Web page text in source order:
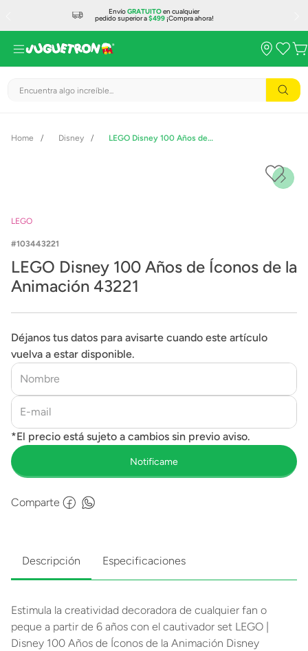
EnvíoGRATUITOen cualquier
pedido superior a$499¡Compra ahora!
Encuentra algo increíble...
Disney LEGO Disney 100 Años de Íconos de la Animación 43221
LEGO
103443221
LEGO Disney 100 Años de Íconos de la
Animación 43221
Déjanos tus datos para avisarte cuando este artículo
vuelva a estar disponible.
Comparte
Descripción Especificaciones
Estimula la creatividad decoradora de cualquier fan o
peque a partir de 6 años con el cautivador set LEGO |
Disney 100 Años de Íconos de la Animación Disney